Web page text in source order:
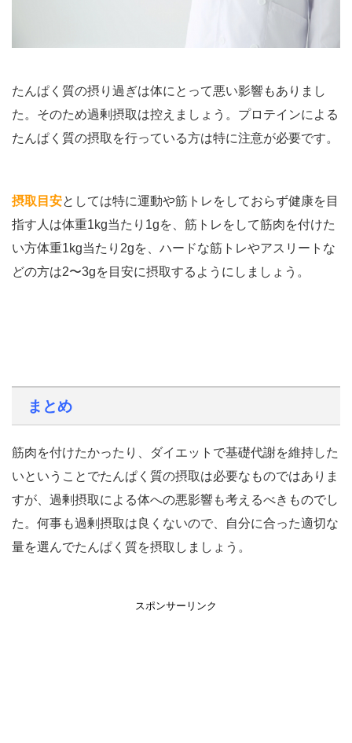
たんぱく質の摂り過ぎは体にとって悪い影響もありまし
た。そのため過剰摂取は控えましょう。プロテインによる
たんぱく質の摂取を行っている方は特に注意が必要です。
摂取目安としては特に運動や筋トレをしておらず健康を目
指す人は体重1kg当たり1gを、筋トレをして筋肉を付けた
い方体重1kg当たり2gを、ハードな筋トレやアスリートな
どの方は2〜3gを目安に摂取するようにしましょう。
まとめ
筋肉を付けたかったり、ダイエットで基礎代謝を維持した
いということでたんぱく質の摂取は必要なものではありま
すが、過剰摂取による体への悪影響も考えるべきものでし
た。何事も過剰摂取は良くないので、自分に合った適切な
量を選んでたんぱく質を摂取しましょう。
スポンサーリンク